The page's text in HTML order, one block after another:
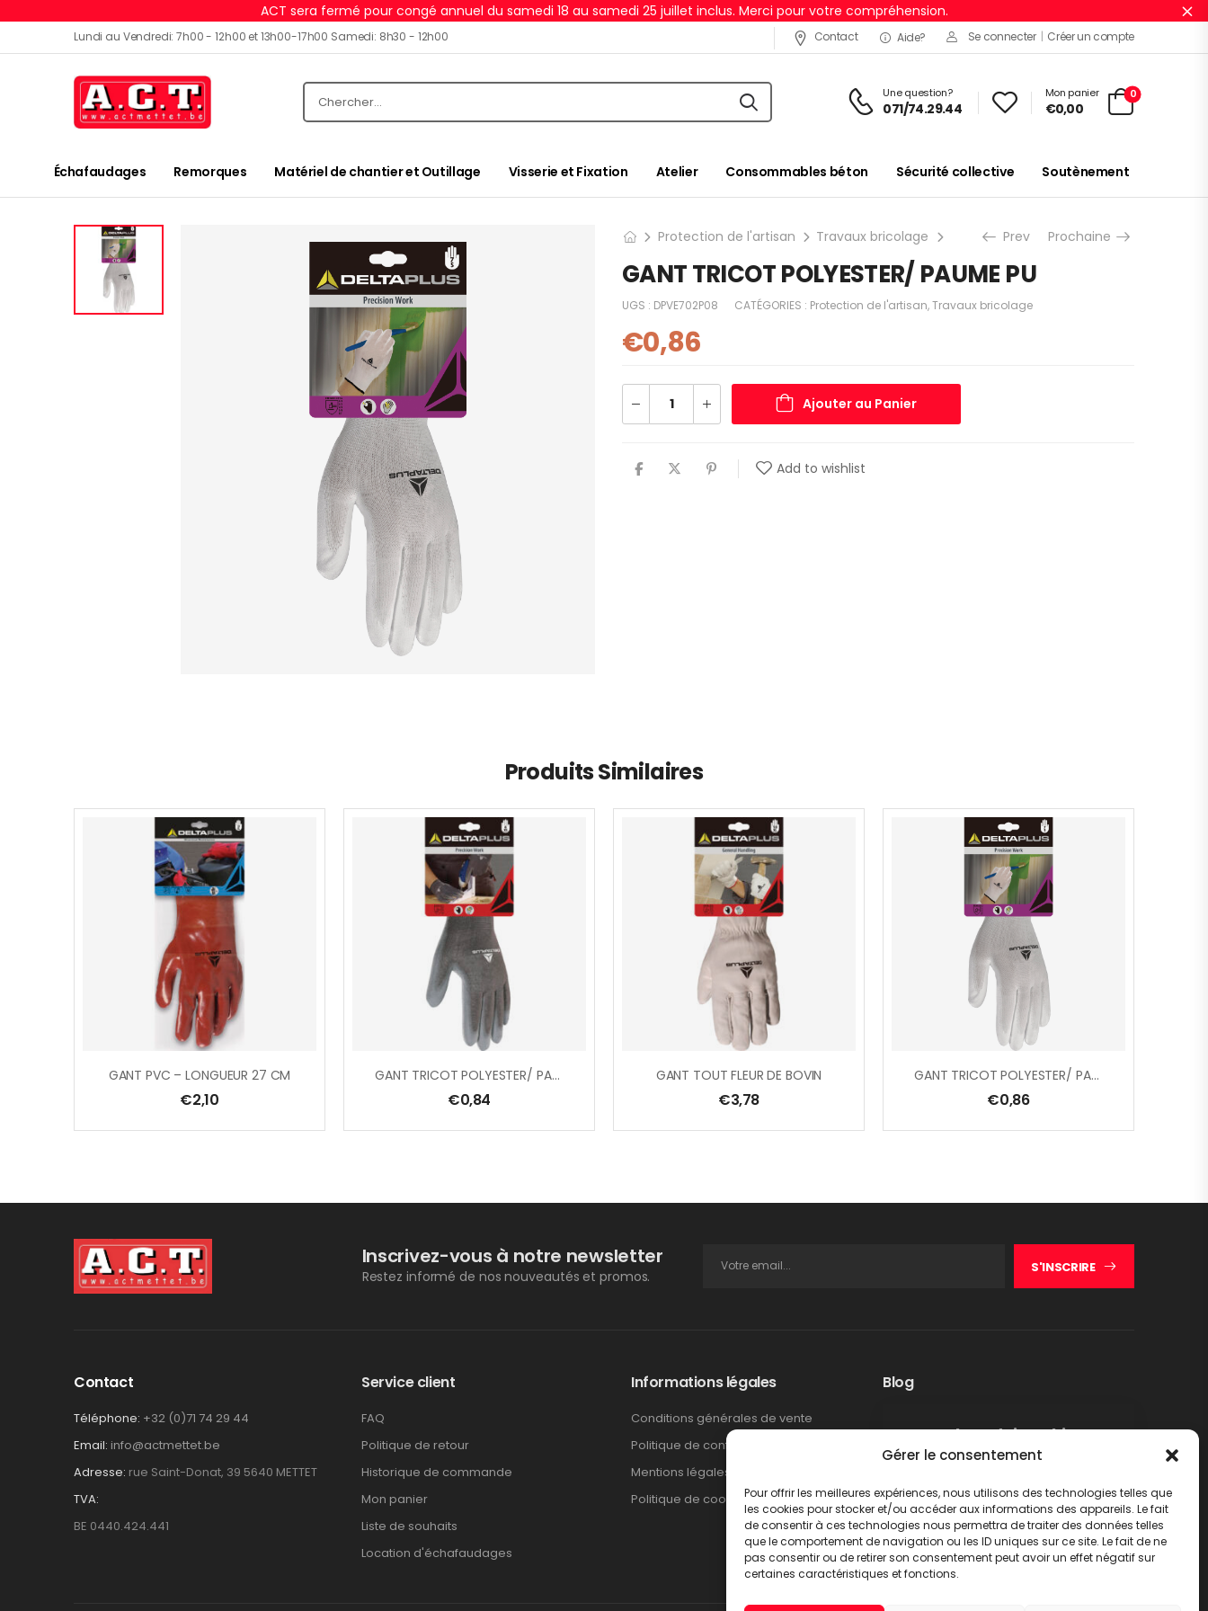
Gérer le consentement
Pour offrir les meilleures expériences, nous utilisons des technologies telles que
les cookies pour stocker et/ou accéder aux informations des appareils. Le fait
de consentir à ces technologies nous permettra de traiter des données telles
que le comportement de navigation ou les ID uniques sur ce site. Le fait de ne
pas consentir ou de retirer son consentement peut avoir un effet négatif sur
certaines caractéristiques et fonctions.
ACT sera fermé pour congé annuel du samedi 18 au samedi 25 juillet inclus. Merci pour votre compréhension.
Lundi au Vendredi: 7h00 - 12h00 et 13h00-17h00 Samedi: 8h30 - 12h00 Contact Aide? Se connecter | Créer un compte
Une question?
071/74.29.44
Mon panier
€0,00
0
Échafaudages Remorques Matériel de chantier et Outillage Visserie et Fixation Atelier Consommables béton Sécurité collective Soutènement
Protection de l'artisan Travaux bricolage GANT TRICOT POLYESTER/ PAUME PU
Prev Prochaine
GANT TRICOT POLYESTER/ PAUME PU
UGS : DPVE702P08 CATÉGORIES : Protection de l'artisan,Travaux bricolage
€0,86
Ajouter au Panier
Add to wishlist
Produits Similaires
GANT PVC – LONGUEUR 27 CM
€2,10
GANT TRICOT POLYESTER/ PAUME PU
€0,84
GANT TOUT FLEUR DE BOVIN
€3,78
GANT TRICOT POLYESTER/ PAUME PU
€0,86
Inscrivez-vous à notre newsletter
Restez informé de nos nouveautés et promos.
S'INSCRIRE
Contact
Téléphone: +32 (0)71 74 29 44
Email: info@actmettet.be
Adresse: rue Saint-Donat, 39 5640 METTET
TVA:
BE 0440.424.441
Service client
FAQ
Politique de retour
Historique de commande
Mon panier
Liste de souhaits
Location d'échafaudages
Informations légales
Conditions générales de vente
Politique de confidentialité
Mentions légales
Politique de cookies
Blog
Rappel produit Makita –
Pompe à graisse DGP180
LIRE PLUS